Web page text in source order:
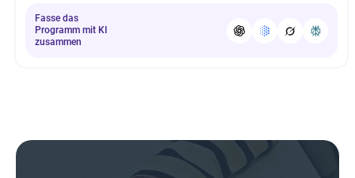
Fasse das
Programm mit KI
zusammen